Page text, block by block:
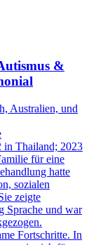
&
Australien, und
in Thailand; 2023
für eine
hatte
sozialen
zeigte
Sprache und war
Fortschritte. In